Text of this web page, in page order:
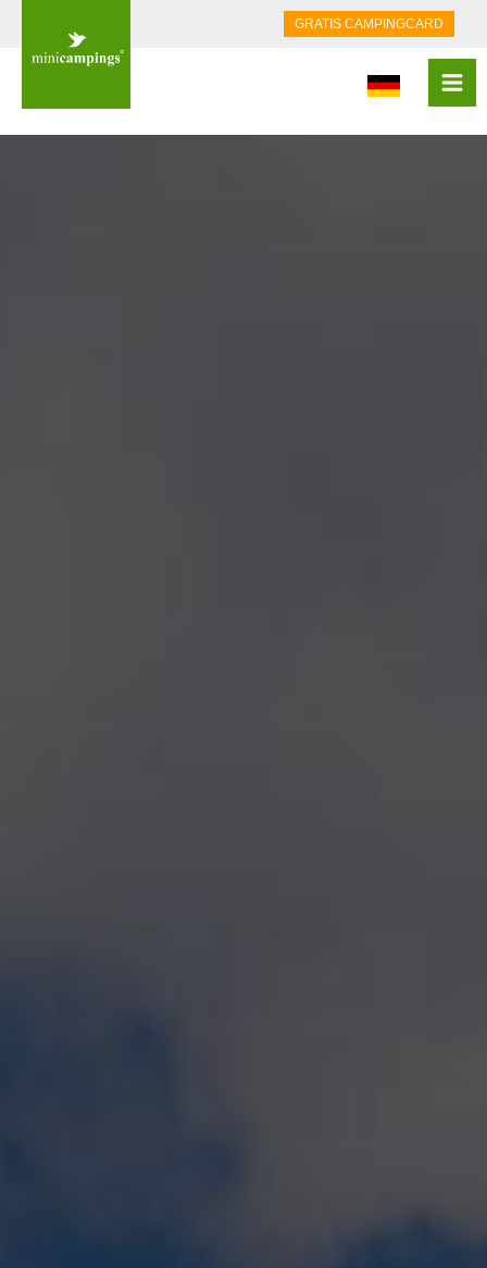
GRATIS CAMPINGCARD